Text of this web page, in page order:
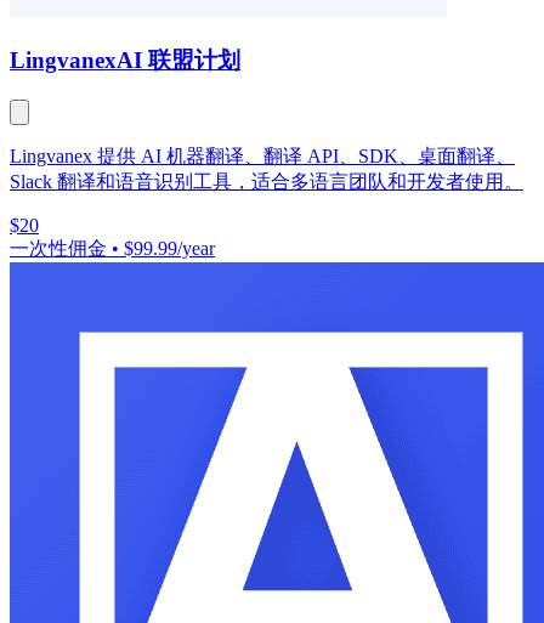
LingvanexAI 联盟计划
Lingvanex 提供 AI 机器翻译、翻译 API、SDK、桌面翻译、
Slack 翻译和语音识别工具，适合多语言团队和开发者使用。
$20
一次性佣金 • $99.99/year